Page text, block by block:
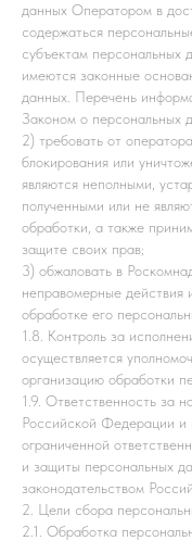
данных Оператором в
содержаться
субъектам персональных
имеются законные
данных. Перечень
Законом о персональных
2) требовать от
блокирования или
являются неполными,
полученными или не
обработки, а также
защите своих прав;
3) обжаловать в
неправомерные действия
обработке его
1.8. Контроль за
осуществляется
организацию обработки
1.9. Ответственность за
Российской Федерации и
ограниченной
и защиты персональных
законодательством
2. Цели сбора
2.1. Обработка